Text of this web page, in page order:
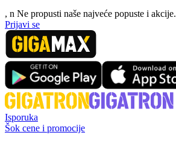
, n Ne propusti naše najveće popuste i akcije.
Prijavi se
Isporuka
Šok cene i promocije